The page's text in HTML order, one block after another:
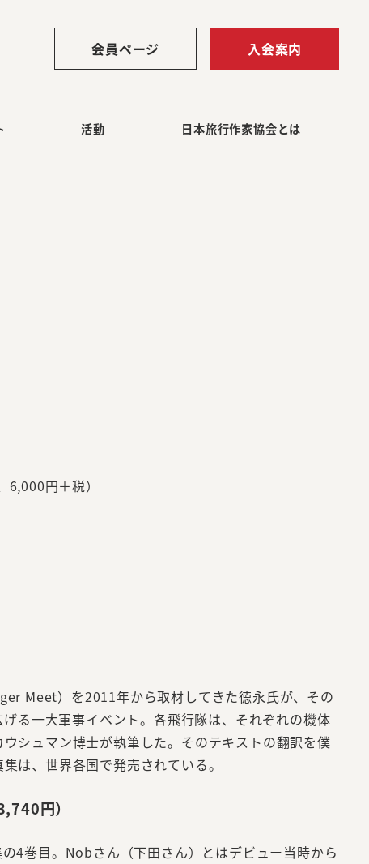
会員ページ 入会案内
活動 日本旅行作家協会とは
6,000円＋税）
Meet）を2011年から取材してきた徳永氏が、その
る一大軍事イベント。各飛行隊は、それぞれの機体
シュマン博士が執筆した。そのテキストの翻訳を僕
は、世界各国で発売されている。
円）
4巻目。Nobさん（下田さん）とはデビュー当時から